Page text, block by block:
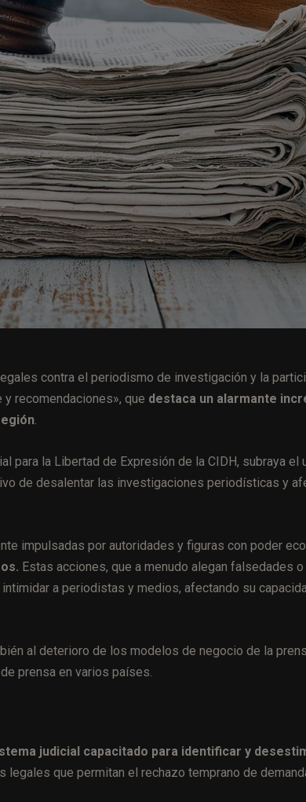
contra el periodismo de investigación y la
recomendaciones», que destaca un alarmante
.
para la Libertad de Expresión de la CIDH, subraya el
de desalentar las investigaciones periodísticas y
impulsadas por autoridades y figuras con poder
Estas acciones, que a menudo alegan falsedades
a periodistas y medios, afectando su
al deterioro de los modelos de negocio de la
prensa en varios países​.
judicial capacitado para identificar y
que permitan el rechazo temprano de